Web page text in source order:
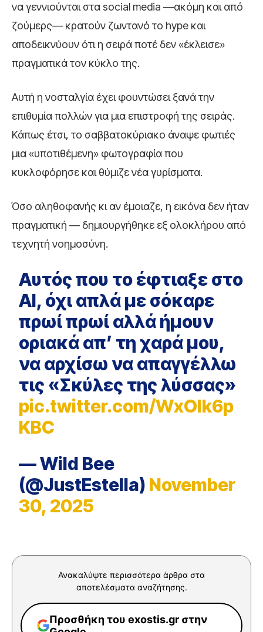
να γεννιούνται στα social media —ακόμη και από
ζούμερς— κρατούν ζωντανό το hype και
αποδεικνύουν ότι η σειρά ποτέ δεν «έκλεισε»
πραγματικά τον κύκλο της.
Αυτή η νοσταλγία έχει φουντώσει ξανά την
επιθυμία πολλών για μια επιστροφή της σειράς.
Κάπως έτσι, το σαββατοκύριακο άναψε φωτιές
μια «υποτιθέμενη» φωτογραφία που
κυκλοφόρησε και θύμιζε νέα γυρίσματα.
Όσο αληθοφανής κι αν έμοιαζε, η εικόνα δεν ήταν
πραγματική — δημιουργήθηκε εξ ολοκλήρου από
τεχνητή νοημοσύνη.
Αυτός που το έφτιαξε στο
ΑΙ, όχι απλά με σόκαρε
πρωί πρωί αλλά ήμουν
οριακά απ’ τη χαρά μου,
να αρχίσω να απαγγέλλω
τις «Σκύλες της λύσσας»
pic.twitter.com/WxOIk6p
KBC
— Wild Bee
(@JustEstella) November
30, 2025
Ανακαλύψτε περισσότερα άρθρα στα
αποτελέσματα αναζήτησης.
Προσθήκη του exostis.gr στην